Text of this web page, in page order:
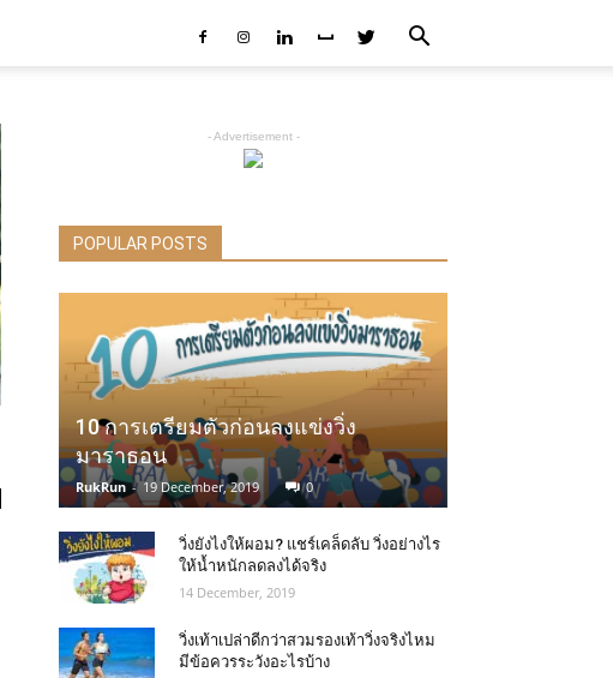
- Advertisement -
POPULAR POSTS
10 การเตรียมตัวก่อนลงแข่งวิ่ง
มาราธอน
RukRun - 19 December, 2019 0
วิ่งยังไงให้ผอม? แชร์เคล็ดลับ วิ่งอย่างไร
ให้น้ำหนักลดลงได้จริง
14 December, 2019
วิ่งเท้าเปล่าดีกว่าสวมรองเท้าวิ่งจริงไหม
มีข้อควรระวังอะไรบ้าง